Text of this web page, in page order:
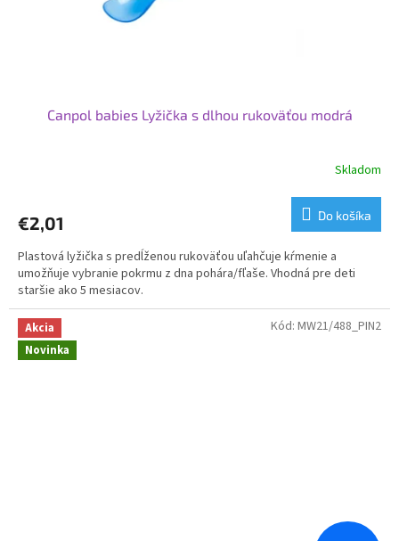
Canpol babies Lyžička s dlhou rukoväťou modrá
Skladom
€2,01 Do košíka
Plastová lyžička s predĺženou rukoväťou uľahčuje kŕmenie a
umožňuje vybranie pokrmu z dna pohára/fľaše. Vhodná pre deti
staršie ako 5 mesiacov.
Akcia
Novinka
Kód: MW21/488_PIN2